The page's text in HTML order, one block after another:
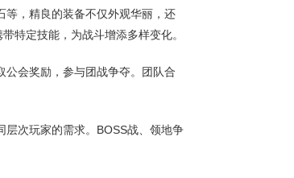
等，精良的装备不仅外观华丽，还
特定技能，为战斗增添多样变化。
会奖励，参与团战争夺。团队合
次玩家的需求。BOSS战、领地争